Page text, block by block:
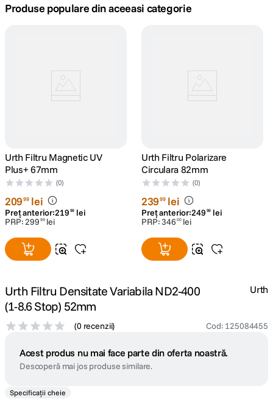
4. peak design
9. dji osmo
10 . insta 360
Produse populare din aceeasi categorie
Urth Filtru Magnetic UV
Plus+ 67mm
(0)
20999 lei
Preț anterior:219 99 lei
PRP:299 99 lei
Urth Filtru Polarizare
Circulara 82mm
(0)
23999 lei
Preț anterior:249 99 lei
PRP:346 00 lei
Urth Filtru Densitate Variabila ND2-400
(1-8.6 Stop) 52mm
(0 recenzii) Cod: 125084455
Urth
Acest produs nu mai face parte din oferta noastră.
Descoperă mai jos produse similare.
Specificații cheie